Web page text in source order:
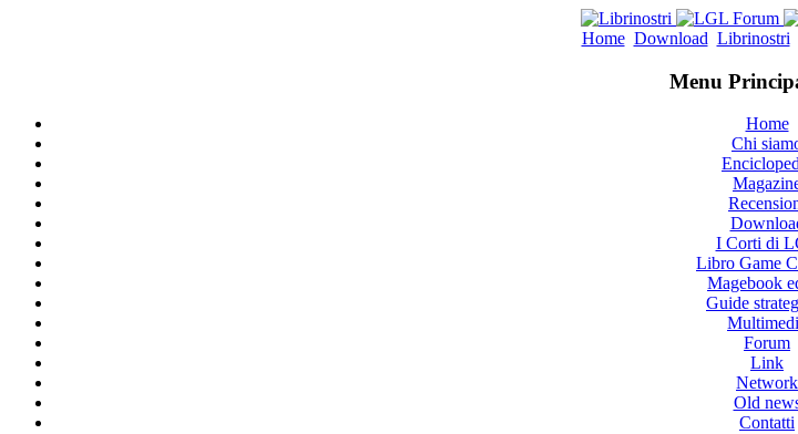
Home Download Librinostri
Menu
Home
Chi
I Corti di
Libro Game
Magebook
Guide
Forum
Link
Network
Old
Contatti